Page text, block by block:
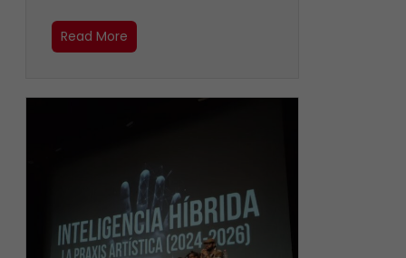
Read More